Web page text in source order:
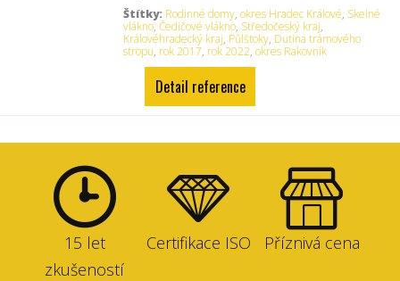
Štítky: Rodinné domy,okres Hradec Králové, Skelné
vlákno,Čedičové vlákno, Středočeský kraj,
Královéhradecký kraj, Půlštoky, Dutina trámového
stropu, rok 2017, rok 2022,okres Rakovník
Detail reference
15 let
zkušeností
Certifikace ISO Příznivá cena